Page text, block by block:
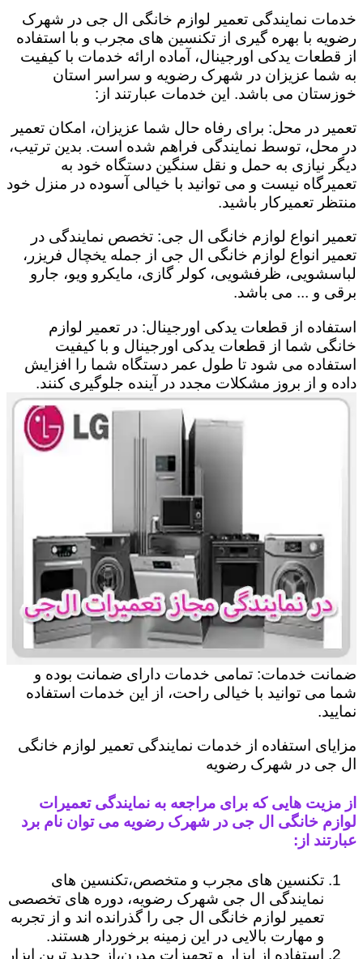
خدمات نمایندگی تعمیر لوازم خانگی ال جی در شهرک
رضویه با بهره گیری از تکنسین های مجرب و با استفاده
از قطعات یدکی اورجینال، آماده ارائه خدمات با کیفیت
به شما عزیزان در شهرک رضویه و سراسر استان
خوزستان می باشد. این خدمات عبارتند از:
تعمیر در محل: برای رفاه حال شما عزیزان، امکان تعمیر
در محل، توسط نمایندگی فراهم شده است. بدین ترتیب،
دیگر نیازی به حمل و نقل سنگین دستگاه خود به
تعمیرگاه نیست و می توانید با خیالی آسوده در منزل خود
منتظر تعمیرکار باشید.
تعمیر انواع لوازم خانگی ال جی: تخصص نمایندگی در
تعمیر انواع لوازم خانگی ال جی از جمله یخچال فریزر،
لباسشویی، ظرفشویی، کولر گازی، مایکرو ویو، جارو
برقی و ... می باشد.
استفاده از قطعات یدکی اورجینال: در تعمیر لوازم
خانگی شما از قطعات یدکی اورجینال و با کیفیت
استفاده می شود تا طول عمر دستگاه شما را افزایش
داده و از بروز مشکلات مجدد در آینده جلوگیری کنند.
ضمانت خدمات: تمامی خدمات دارای ضمانت بوده و
شما می توانید با خیالی راحت، از این خدمات استفاده
نمایید.
مزایای استفاده از خدمات نمایندگی تعمیر لوازم خانگی
ال جی در شهرک رضویه
از مزیت هایی که برای مراجعه به نمایندگی تعمیرات
لوازم خانگی ال جی در شهرک رضویه می توان نام برد
عبارتند از:
تکنسین های مجرب و متخصص،تکنسین های
نمایندگی ال جی شهرک رضویه، دوره های تخصصی
تعمیر لوازم خانگی ال جی را گذرانده اند و از تجربه
و مهارت بالایی در این زمینه برخوردار هستند.
استفاده از ابزار و تجهیزات مدرن،از جدید ترین ابزار